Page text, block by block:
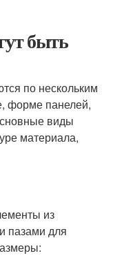
быть
по нескольким
форме панелей,
виды
материала,
из
пазами для